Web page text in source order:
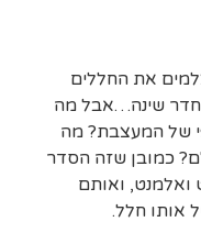
את החללים
חדר שינה…אבל מה
של המעצבת? מה
כמובן שזה הסדר
ואותם
אותו חלל.